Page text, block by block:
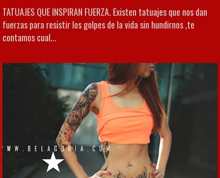
TATUAJES QUE INSPIRAN FUERZA. Existen tatuajes que nos dan
fuerzas para resistir los golpes de la vida sin hundirnos ,te
contamos cual...